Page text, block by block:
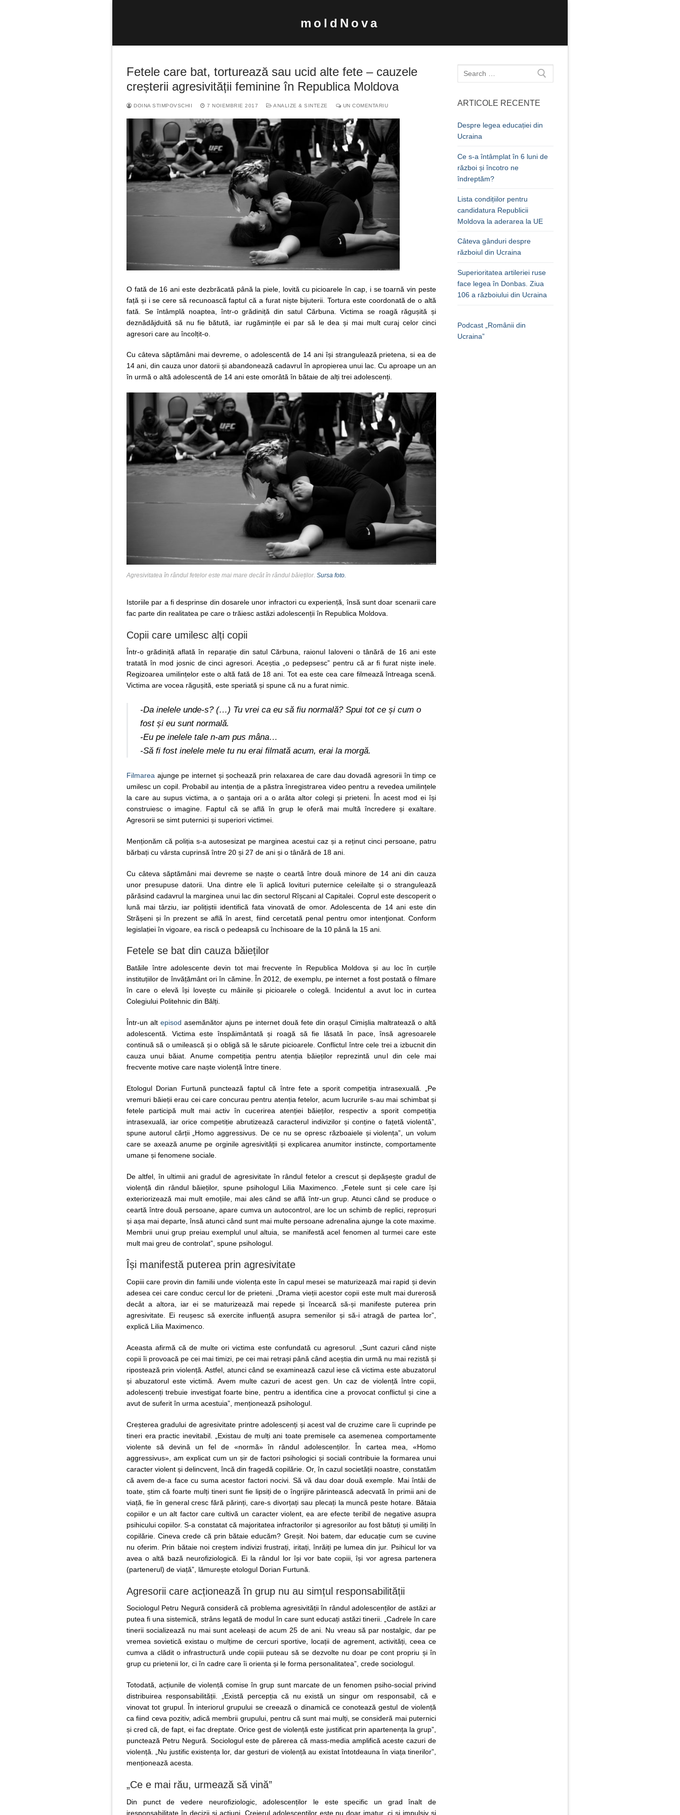
moldNova
după:
Fetele care bat, torturează sau ucid alte fete – cauzele
creșterii agresivității feminine în Republica Moldova
DOINA STIMPOVSCHII 7 NOIEMBRIE 2017 ANALIZE & SINTEZE UN COMENTARIU
O fată de 16 ani este dezbrăcată până la piele, lovită cu picioarele în cap, i se toarnă vin peste
față și i se cere să recunoască faptul că a furat niște bijuterii. Tortura este coordonată de o altă
fată. Se întâmplă noaptea, într-o grădiniță din satul Cărbuna. Victima se roagă răgușită și
deznădăjduită să nu fie bătută, iar rugămințile ei par să le dea și mai mult curaj celor cinci
agresori care au încolțit-o.
Cu câteva săptămâni mai devreme, o adolescentă de 14 ani își strangulează prietena, si ea de
14 ani, din cauza unor datorii și abandonează cadavrul în apropierea unui lac. Cu aproape un an
în urmă o altă adolescentă de 14 ani este omorâtă în bătaie de alți trei adolescenți.
Agresivitatea în rândul fetelor este mai mare decât în rândul băieților. Sursa foto.
Istoriile par a fi desprinse din dosarele unor infractori cu experiență, însă sunt doar scenarii care
fac parte din realitatea pe care o trăiesc astăzi adolescenții în Republica Moldova.
Copii care umilesc alți copii
Într-o grădiniță aflată în reparație din satul Cărbuna, raionul Ialoveni o tânără de 16 ani este
tratată în mod josnic de cinci agresori. Aceștia „o pedepsesc” pentru că ar fi furat niște inele.
Regizoarea umilințelor este o altă fată de 18 ani. Tot ea este cea care filmează întreaga scenă.
Victima are vocea răgușită, este speriată și spune că nu a furat nimic.
-Da inelele unde-s? (…) Tu vrei ca eu să fiu normală? Spui tot ce și cum o
fost și eu sunt normală.
-Eu pe inelele tale n-am pus mâna…
-Să fi fost inelele mele tu nu erai filmată acum, erai la morgă.
Filmarea ajunge pe internet și șochează prin relaxarea de care dau dovadă agresorii în timp ce
umilesc un copil. Probabil au intenția de a păstra înregistrarea video pentru a revedea umilințele
la care au supus victima, a o șantaja ori a o arăta altor colegi și prieteni. În acest mod ei își
construiesc o imagine. Faptul că se află în grup le oferă mai multă încredere și exaltare.
Agresorii se simt puternici și superiori victimei.
Menționăm că poliția s-a autosesizat pe marginea acestui caz și a reținut cinci persoane, patru
bărbați cu vârsta cuprinsă între 20 și 27 de ani și o tânără de 18 ani.
Cu câteva săptămâni mai devreme se naște o ceartă între două minore de 14 ani din cauza
unor presupuse datorii. Una dintre ele îi aplică lovituri puternice celeilalte și o strangulează
părăsind cadavrul la marginea unui lac din sectorul Rîșcani al Capitalei. Coprul este descoperit o
lună mai târziu, iar polițiștii identifică fata vinovată de omor. Adolescenta de 14 ani este din
Strășeni și în prezent se află în arest, fiind cercetată penal pentru omor intenţionat. Conform
legislației în vigoare, ea riscă o pedeapsă cu închisoare de la 10 până la 15 ani.
Fetele se bat din cauza băieților
Batăile între adolescente devin tot mai frecvente în Republica Moldova și au loc în curțile
instituțiilor de învățământ ori în cămine. În 2012, de exemplu, pe internet a fost postată o filmare
în care o elevă își lovește cu mâinile și picioarele o colegă. Incidentul a avut loc in curtea
Colegiului Politehnic din Bălți.
Într-un alt episod asemănător ajuns pe internet două fete din orașul Cimișlia maltratează o altă
adolescentă. Victima este înspăimântată și roagă să fie lăsată în pace, însă agresoarele
continuă să o umilească și o obligă să le sărute picioarele. Conflictul între cele trei a izbucnit din
cauza unui băiat. Anume competiția pentru atenția băieților reprezintă unul din cele mai
frecvente motive care naște violență între tinere.
Etologul Dorian Furtună punctează faptul că între fete a sporit competiția intrasexuală. „Pe
vremuri băieții erau cei care concurau pentru atenția fetelor, acum lucrurile s-au mai schimbat și
fetele participă mult mai activ în cucerirea atenției băieților, respectiv a sporit competiția
intrasexuală, iar orice competiție abrutizează caracterul indivizilor și conține o fațetă violentă”,
spune autorul cărții „Homo aggressivus. De ce nu se opresc războaiele și violența”, un volum
care se axează anume pe orginile agresivității și explicarea anumitor instincte, comportamente
umane și fenomene sociale.
De altfel, în ultimii ani gradul de agresivitate în rândul fetelor a crescut și depășește gradul de
violență din rândul băieților, spune psihologul Lilia Maximenco. „Fetele sunt și cele care își
exteriorizează mai mult emoțiile, mai ales când se află într-un grup. Atunci când se produce o
ceartă între două persoane, apare cumva un autocontrol, are loc un schimb de replici, reproșuri
și așa mai departe, însă atunci când sunt mai multe persoane adrenalina ajunge la cote maxime.
Membrii unui grup preiau exemplul unul altuia, se manifestă acel fenomen al turmei care este
mult mai greu de controlat”, spune psihologul.
Își manifestă puterea prin agresivitate
Copiii care provin din familii unde violența este în capul mesei se maturizează mai rapid și devin
adesea cei care conduc cercul lor de prieteni. „Drama vieții acestor copii este mult mai durerosă
decât a altora, iar ei se maturizează mai repede și încearcă să-și manifeste puterea prin
agresivitate. Ei reușesc să exercite influență asupra semenilor și să-i atragă de partea lor”,
explică Lilia Maximenco.
Aceasta afirmă că de multe ori victima este confundată cu agresorul. „Sunt cazuri când niște
copii îi provoacă pe cei mai timizi, pe cei mai retrași până când aceștia din urmă nu mai rezistă și
ripostează prin violență. Astfel, atunci când se examinează cazul iese că victima este abuzatorul
și abuzatorul este victimă. Avem multe cazuri de acest gen. Un caz de violență între copii,
adolescenți trebuie investigat foarte bine, pentru a identifica cine a provocat conflictul și cine a
avut de suferit în urma acestuia”, menționează psihologul.
Creșterea gradului de agresivitate printre adolescenți și acest val de cruzime care îi cuprinde pe
tineri era practic inevitabil. „Existau de mulți ani toate premisele ca asemenea comportamente
violente să devină un fel de «normă» în rândul adolescenților. În cartea mea, «Homo
aggressivus», am explicat cum un șir de factori psihologici și sociali contribuie la formarea unui
caracter violent și delincvent, încă din fragedă copilărie. Or, în cazul societății noastre, constatăm
că avem de-a face cu suma acestor factori nocivi. Să vă dau doar două exemple. Mai întâi de
toate, știm că foarte mulți tineri sunt fie lipsiți de o îngrijire părintească adecvată în primii ani de
viață, fie în general cresc fără părinți, care-s divorțați sau plecați la muncă peste hotare. Bătaia
copiilor e un alt factor care cultivă un caracter violent, ea are efecte teribil de negative asupra
psihicului copiilor. S-a constatat că majoritatea infractorilor și agresorilor au fost bătuți și umiliți în
copilărie. Cineva crede că prin bătaie educăm? Greșit. Noi batem, dar educație cum se cuvine
nu oferim. Prin bătaie noi creștem indivizi frustrați, iritați, înrăiți pe lumea din jur. Psihicul lor va
avea o altă bază neurofiziologică. Ei la rândul lor își vor bate copiii, își vor agresa partenera
(partenerul) de viață”, lămurește etologul Dorian Furtună.
Agresorii care acționează în grup nu au simțul responsabilității
Sociologul Petru Negură consideră că problema agresivității în rândul adolescenților de astăzi ar
putea fi una sistemică, strâns legată de modul în care sunt educați astăzi tinerii. „Cadrele în care
tinerii socializează nu mai sunt aceleași de acum 25 de ani. Nu vreau să par nostalgic, dar pe
vremea sovietică existau o mulțime de cercuri sportive, locații de agrement, activități, ceea ce
cumva a clădit o infrastructură unde copiii puteau să se dezvolte nu doar pe cont propriu și în
grup cu prietenii lor, ci în cadre care îi orienta și le forma personalitatea”, crede sociologul.
Totodată, acțiunile de violență comise în grup sunt marcate de un fenomen psiho-social privind
distribuirea responsabilității. „Există percepția că nu există un singur om responsabil, că e
vinovat tot grupul. În interiorul grupului se creează o dinamică ce conotează gestul de violență
ca fiind ceva pozitiv, adică membrii grupului, pentru că sunt mai mulți, se consideră mai puternici
și cred că, de fapt, ei fac dreptate. Orice gest de violență este justificat prin apartenența la grup”,
punctează Petru Negură. Sociologul este de părerea că mass-media amplifică aceste cazuri de
violență. „Nu justific existența lor, dar gesturi de violență au existat întotdeauna în viața tinerilor”,
menționează acesta.
„Ce e mai rău, urmează să vină”
Din punct de vedere neurofiziologic, adolescenților le este specific un grad înalt de
iresponsabilitate în decizii și acțiuni. Creierul adolescenților este nu doar imatur, ci și impulsiv și
Caută
după:
ARTICOLE RECENTE
Despre legea educației din
Ucraina
Ce s-a întâmplat în 6 luni de
război și încotro ne
îndreptăm?
Lista condițiilor pentru
candidatura Republicii
Moldova la aderarea la UE
Câteva gânduri despre
războiul din Ucraina
Superioritatea artileriei ruse
face legea în Donbas. Ziua
106 a războiului din Ucraina
Podcast „Românii din
Ucraina”